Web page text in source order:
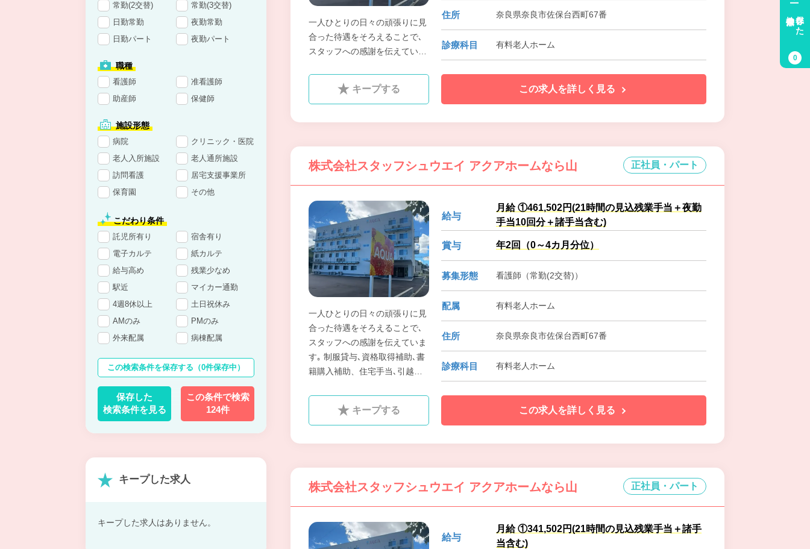
一人ひとりの日々の頑張りに見
合った待遇をそろえることで､
スタッフへの感謝を伝えていま
補助､家族手当など福利厚生も
寄りそえる会社を目指していま
住所 奈良県奈良市佐保台西町67番
診療科目 有料老人ホーム
キープする この求人を詳しく見る
株式会社スタッフシュウエイ アクアホームなら山 正社員・パート
一人ひとりの日々の頑張りに見
合った待遇をそろえることで､
スタッフへの感謝を伝えていま
す｡ 制服貸与､資格取得補助､書
籍購入補助、住宅手当､引越代
充実させて､スタッフの人生に
寄りそえる会社を目指していま
給与
月給 ①461,502円(21時間の見込残業手当＋夜勤
手当10回分＋諸手当含む)
賞与 年2回（0～4カ月分位）
募集形態 看護師（常勤(2交替)）
配属 有料老人ホーム
住所 奈良県奈良市佐保台西町67番
診療科目 有料老人ホーム
キープする この求人を詳しく見る
株式会社スタッフシュウエイ アクアホームなら山 正社員・パート
給与
月給 ①341,502円(21時間の見込残業手当＋諸手
当含む)
常勤(2交替)
常勤(3交替)
日勤常勤
夜勤常勤
日勤パート
夜勤パート
職種
看護師
准看護師
助産師
保健師
施設形態
病院
クリニック・医院
老人入所施設
老人通所施設
訪問看護
居宅支援事業所
保育園
その他
こだわり条件
託児所有り
宿舎有り
電子カルテ
紙カルテ
給与高め
残業少なめ
駅近
マイカー通勤
4週8休以上
土日祝休み
AMのみ
PMのみ
外来配属
病棟配属
この検索条件を保存する （0件保存中）
保存した
検索条件を見る
この条件で検索
124件
キープした求人
キープした求人はありません。
保存した
0